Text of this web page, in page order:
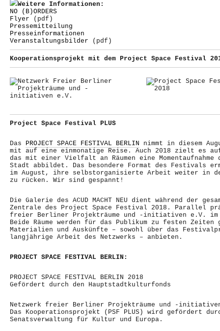
Weitere Informationen:
NO (B)ORDERS
Flyer (pdf)
Pressemitteilung
Presseinformationen
Veranstaltungsbilder (pdf)
Kooperationsprojekt mit dem Project Space Festival
Project Space Festival PLUS
Das PROJECT SPACE FESTIVAL BERLIN nimmt in diesem
mit auf eine einmonatige Reise. Auch 2018 zielt es
das mit einer Vielfalt an Räumen eine
Stadt abbildet. Das besondere Format des Festivals
im August, ihre selbstorganisierte Arbeit weiter in
zu rücken. Wir sind gespannt!
Die Galerie des ACUD MACHT NEU dient während der
Zentrale des Project Space Festival 2018. Parallel
freier Berliner Projekträume und -initiativen e.V. im c/
Beide Räume werden für das Publikum zu festen
Materialien und Auskünfte – sowohl über das
langjährige Arbeit des Netzwerks – anbieten.
PROJECT SPACE FESTIVAL BERLIN:
PROJECT SPACE FESTIVAL BERLIN 2018
Gefördert durch den Hauptstadtkulturfonds
Netzwerk freier Berliner Projekträume und -
Das Kooperationsprojekt (PSF PLUS) wird gefördert
Senatsverwaltung für Kultur und Europa.